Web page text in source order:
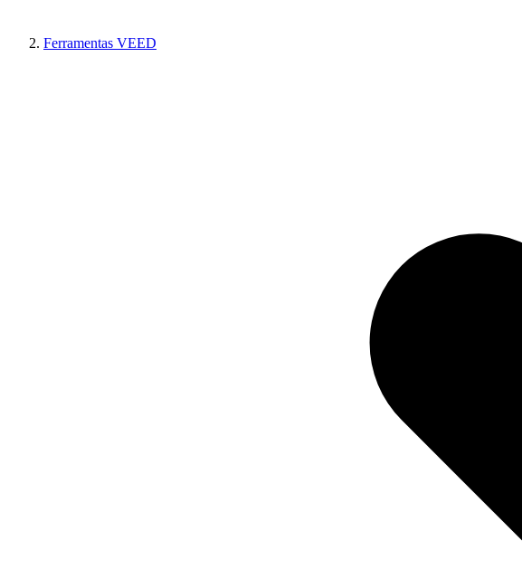
Ferramentas VEED